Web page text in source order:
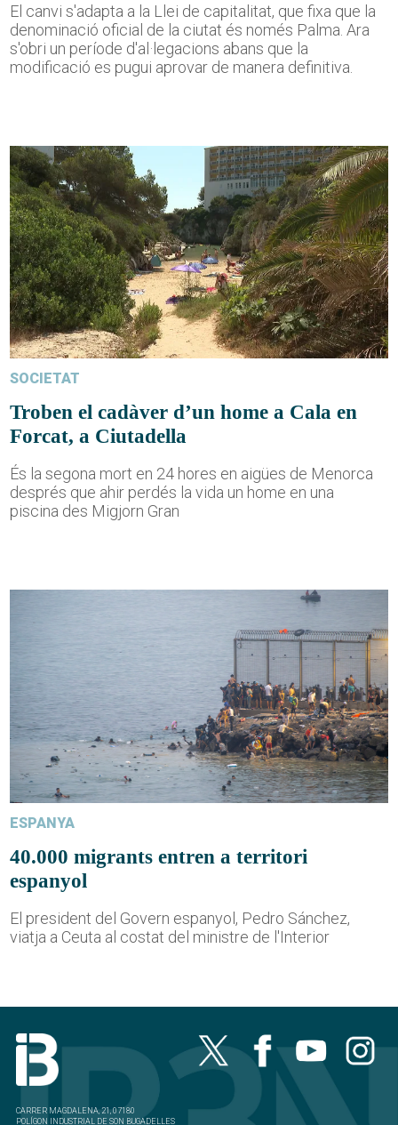
El canvi s'adapta a la Llei de capitalitat, que fixa que la
denominació oficial de la ciutat és només Palma. Ara
s'obri un període d'al·legacions abans que la
modificació es pugui aprovar de manera definitiva.
SOCIETAT
Troben el cadàver d’un home a Cala en
Forcat, a Ciutadella
És la segona mort en 24 hores en aigües de Menorca
després que ahir perdés la vida un home en una
piscina des Migjorn Gran
ESPANYA
40.000 migrants entren a territori
espanyol
El president del Govern espanyol, Pedro Sánchez,
viatja a Ceuta al costat del ministre de l'Interior
CARRER MAGDALENA, 21, 07180
POLÍGON INDUSTRIAL DE SON BUGADELLES